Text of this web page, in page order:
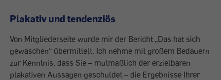
Plakativ und tendenziös
Von Mitgliederseite wurde mir der Bericht „Das hat sich
gewaschen“ übermittelt. Ich nehme mit großem Bedauern
zur Kenntnis, dass Sie – mutmaßlich der erzielbaren
plakativen Aussagen geschuldet – die Ergebnisse Ihrer